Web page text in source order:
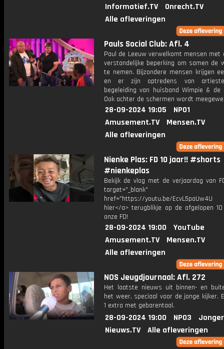
Informatief.TV
Onrecht.TV
Alle afleveringen
Pauls Social Club: Afl. 4
Paul de Leeuw verwelkomt mensen met
verstandelijke beperking om samen de
te nemen. Bijzondere mensen krijgen
en er zijn optredens van
begeleiding van huisband Wimpie & de
Ook achter de schermen wordt
28-09-2024 19:05
NPO1
Amusement.TV
Mensen.TV
Alle afleveringen
Nienke Plas: FD 10 jaar!! #shorts
#nienkeplas
Bekijk de vlog met de verjaardag van
target="_blank"
href="https://youtu.be/EcvL5paUw4U
hier</a> terugblikje op de afgelopen
onze FD!
28-09-2024 19:00
YouTube
Amusement.TV
Mensen.TV
Alle afleveringen
NOS Jeugdjournaal: Afl. 272
Het laatste nieuws uit binnen- en
het weer, speciaal voor de jonge kijker.
1 extra met gebarentaal.
28-09-2024 19:00 NPO3
Nieuws.TV
Alle afleveringen